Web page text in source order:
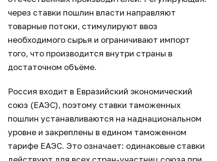
через ставки пошлин власти направляют
товарные потоки, стимулируют ввоз
необходимого сырья и ограничивают импорт
того, что производится внутри страны в
достаточном объёме.
Россия входит в Евразийский экономический
союз (ЕАЭС), поэтому ставки таможенных
пошлин устанавливаются на наднациональном
уровне и закреплены в едином таможенном
тарифе ЕАЭС. Это означает: одинаковые ставки